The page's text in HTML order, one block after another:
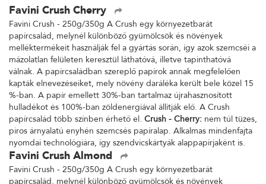
Favini Crush Cherry
Favini Crush - 250g/350g A Crush egy környezetbarát
papírcsalád, melynél különböző gyümölcsök és növények
melléktermékeit használják fel a gyártás során, így azok szemcséi a
mázolatlan felületen keresztül láthatóvá, illetve tapinthatóvá
válnak. A papírcsaládban szereplő papírok annak megfelelően
kapták elnevezéseiket, mely növény daráléka került bele közel 15
%-ban. A papír emellett 30%-ban tartalmaz újrahasznosított
hulladékot és 100%-ban zöldenergiával állítják elő. A Crush
papírcsalád több színben érhető el. Crush - Cherry: nem túl tüzes,
piros árnyalatú enyhén szemcsés papíralap. Alkalmas mindenfajta
nyomdai technológiára, így szendvicskártyák alappapírjaként is.
Favini Crush Almond
Favini Crush - 250g/350g A Crush egy környezetbarát
papírcsalád, melynél különböző gyümölcsök és növények